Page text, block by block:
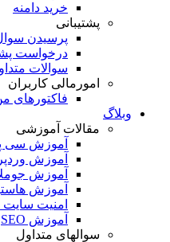
خرید دامنه
پشتیبانی
پرسیدن
درخواست
سوالات
امورمالی کاربران
فاکتورهای
وبلاگ
مقالات آموزشی
آموزش سی
آموزش
آموزش
آموزش
امنیت
آموزش SEO
سوالهای متداول